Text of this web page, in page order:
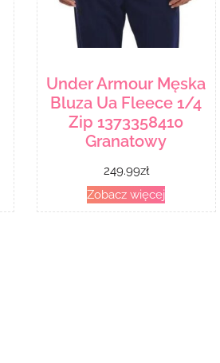
Under Armour Męska
Bluza Ua Fleece 1/4
Zip 1373358410
Granatowy
249.99zł
Zobacz więcej